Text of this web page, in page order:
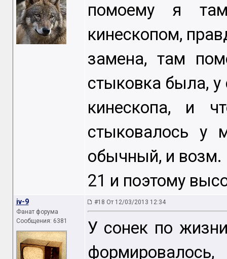
помоему я
кинескопом,
замена, там
стыковка была, у
кинескопа, и
стыковалось у
обычный, и возм.
21 и поэтому
iv-9
Фанат форума
Сообщения: 6381
#18 От 12/03/2013 12:34
У сонек по